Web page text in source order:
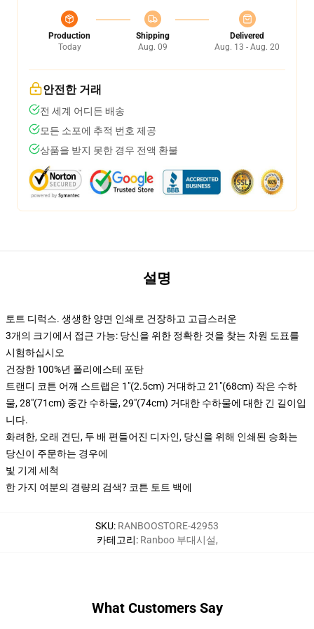
Production
Today
Shipping
Aug. 09
Delivered
Aug. 13 - Aug. 20
안전한 거래
전 세계 어디든 배송
모든 소포에 추적 번호 제공
상품을 받지 못한 경우 전액 환불
설명
토트 디럭스. 생생한 양면 인쇄로 건장하고 고급스러운
3개의 크기에서 접근 가능: 당신을 위한 정확한 것을 찾는 차원 도표를
시험하십시오
건장한 100%년 폴리에스테 포탄
트랜디 코튼 어깨 스트랩은 1"(2.5cm) 거대하고 21"(68cm) 작은 수하
물, 28"(71cm) 중간 수하물, 29"(74cm) 거대한 수하물에 대한 긴 길이입
니다.
화려한, 오래 견딘, 두 배 편들어진 디자인, 당신을 위해 인쇄된 승화는
당신이 주문하는 경우에
빛 기계 세척
한 가지 여분의 경량의 검색? 코튼 토트 백에
SKU: RANBOOSTORE-42953
카테고리: Ranboo 부대시설,
What Customers Say